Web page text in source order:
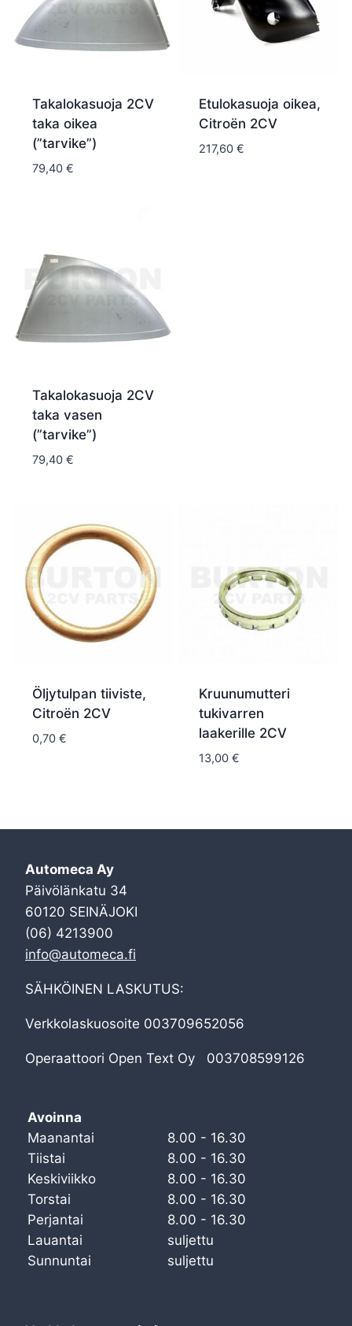
Takalokasuoja 2CV
taka oikea
(”tarvike”)
79,40 €
Etulokasuoja oikea,
Citroën 2CV
217,60 €
Takalokasuoja 2CV
taka vasen
(”tarvike”)
79,40 €
Öljytulpan tiiviste,
Citroën 2CV
0,70 €
Kruunumutteri
tukivarren
laakerille 2CV
13,00 €
Automeca Ay
Päivölänkatu 34
60120 SEINÄJOKI
(06) 4213900
info@automeca.fi
SÄHKÖINEN LASKUTUS:
Verkkolaskuosoite 003709652056
Operaattoori Open Text Oy 003708599126
Avoinna
Maanantai
8.00 - 16.30
Tiistai
8.00 - 16.30
Keskiviikko
8.00 - 16.30
Torstai
8.00 - 16.30
Perjantai
8.00 - 16.30
Lauantai
suljettu
Sunnuntai
suljettu